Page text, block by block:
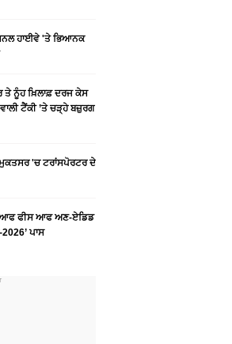
ਹਾਈਵੇ 'ਤੇ ਭਿਆਨਕ
ਤੇ ਨੂੰਹ ਖ਼ਿਲਾਫ਼ ਦਰਜ ਕੇਸ
ਟੈਂਕੀ ’ਤੇ ਚੜ੍ਹੇ ਬਜ਼ੁਰਗ
'ਚ ਟਰਾਂਸਪੋਰਟਰ ਦੇ
ਆਫ ਫੀਸ ਆਫ ਅਣ-ਏਡਿਡ
ਪਾਸ